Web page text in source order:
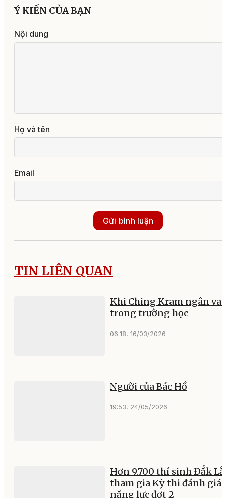
Ý KIẾN CỦA BẠN
Nội dung
Họ và tên
Email
Gửi bình luận
TIN LIÊN QUAN
Khi Ching Kram ngân
trong trường học
06:18, 16/03/2026
Người của Bác Hồ
19:53, 24/05/2026
Hơn 9.700 thí sinh Đắk
tham gia Kỳ thi đánh giá
năng lực đợt 2